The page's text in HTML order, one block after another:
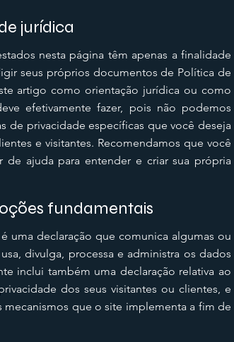
jurídica
nesta página têm apenas a finalidade
seus próprios documentos de Política de
artigo como orientação jurídica ou como
efetivamente fazer, pois não podemos
de privacidade específicas que você deseja
e visitantes. Recomendamos que você
de ajuda para entender e criar sua própria
fundamentais
uma declaração que comunica algumas ou
divulga, processa e administra os dados
inclui também uma declaração relativa ao
dos seus visitantes ou clientes, e
que o site implementa a fim de